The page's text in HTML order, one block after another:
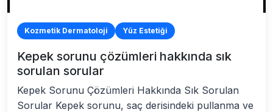
Kozmetik Dermatoloji Yüz Estetiği
Kepek sorunu çözümleri hakkında sık
sorulan sorular
Kepek Sorunu Çözümleri Hakkında Sık Sorulan
Sorular Kepek sorunu, saç derisindeki pullanma ve